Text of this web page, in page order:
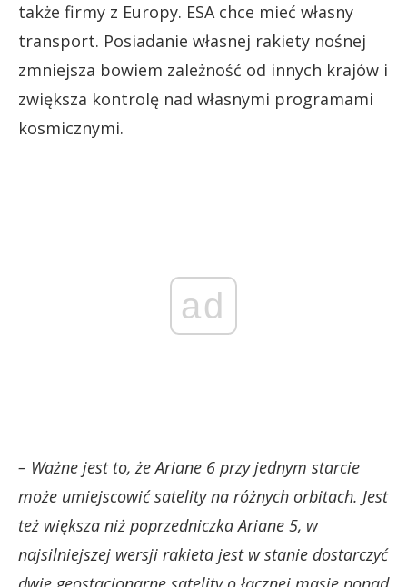
także firmy z Europy. ESA chce mieć własny
transport. Posiadanie własnej rakiety nośnej
zmniejsza bowiem zależność od innych krajów i
zwiększa kontrolę nad własnymi programami
kosmicznymi.
ad
– Ważne jest to, że Ariane 6 przy jednym starcie
może umiejscowić satelity na różnych orbitach. Jest
też większa niż poprzedniczka Ariane 5, w
najsilniejszej wersji rakieta jest w stanie dostarczyć